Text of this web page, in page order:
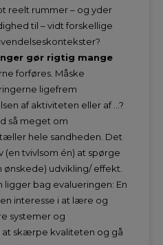
reelt rummer – og yder
til – vidt forskellige
gør rigtig mange
forføres. Måske
ligefrem
af aktiviteten eller af …?
så meget om
hele sandheden. Det
(en tvivlsom én) at spørge
ønskede) udvikling/ effekt.
ligger bag evalueringen: En
interesse i at lære og
systemer og
skærpe kvaliteten og gå